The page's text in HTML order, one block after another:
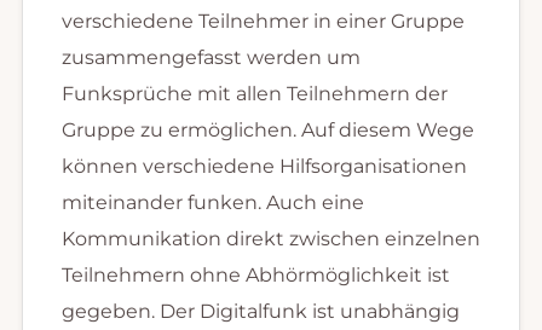
verschiedene Teilnehmer in einer Gruppe
zusammengefasst werden um
Funksprüche mit allen Teilnehmern der
Gruppe zu ermöglichen. Auf diesem Wege
können verschiedene Hilfsorganisationen
miteinander funken. Auch eine
Kommunikation direkt zwischen einzelnen
Teilnehmern ohne Abhörmöglichkeit ist
gegeben. Der Digitalfunk ist unabhängig